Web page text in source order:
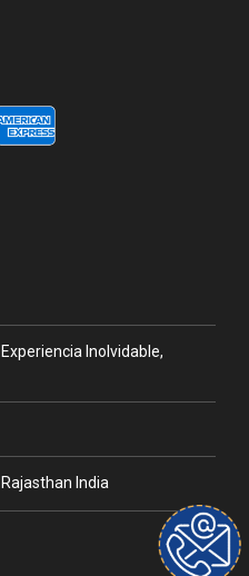
Inolvidable,
India